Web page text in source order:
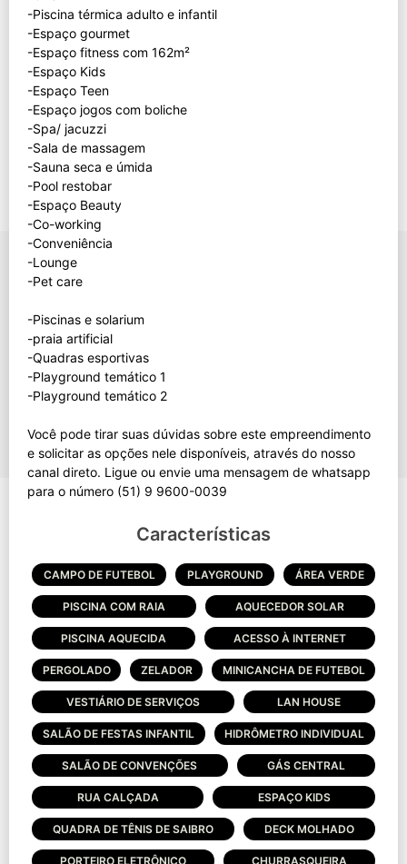
-Piscina térmica adulto e infantil
-Espaço gourmet
-Espaço fitness com 162m²
-Espaço Kids
-Espaço Teen
-Espaço jogos com boliche
-Spa/ jacuzzi
-Sala de massagem
-Sauna seca e úmida
-Pool restobar
-Espaço Beauty
-Co-working
-Conveniência
-Lounge
-Pet care
-Piscinas e solarium
-praia artificial
-Quadras esportivas
-Playground temático 1
-Playground temático 2
Você pode tirar suas dúvidas sobre este empreendimento
e solicitar as opções nele disponíveis, através do nosso
canal direto. Ligue ou envie uma mensagem de whatsapp
Características
CAMPO DE FUTEBOL PLAYGROUND ÁREA VERDE
PISCINA COM RAIA AQUECEDOR SOLAR
PISCINA AQUECIDA ACESSO À INTERNET
PERGOLADO ZELADOR MINICANCHA DE FUTEBOL
VESTIÁRIO DE SERVIÇOS LAN HOUSE
SALÃO DE FESTAS INFANTIL HIDRÔMETRO INDIVIDUAL
SALÃO DE CONVENÇÕES GÁS CENTRAL
RUA CALÇADA ESPAÇO KIDS
QUADRA DE TÊNIS DE SAIBRO DECK MOLHADO
PORTEIRO ELETRÔNICO CHURRASQUEIRA